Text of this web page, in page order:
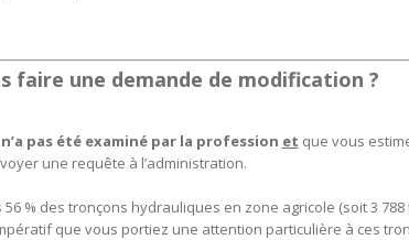
faire une demande de modification ?
pas été examiné par la profession et que vous
une requête à l’administration.
56 % des tronçons hydrauliques en zone agricole (soit 3
que vous portiez une attention particulière à ces